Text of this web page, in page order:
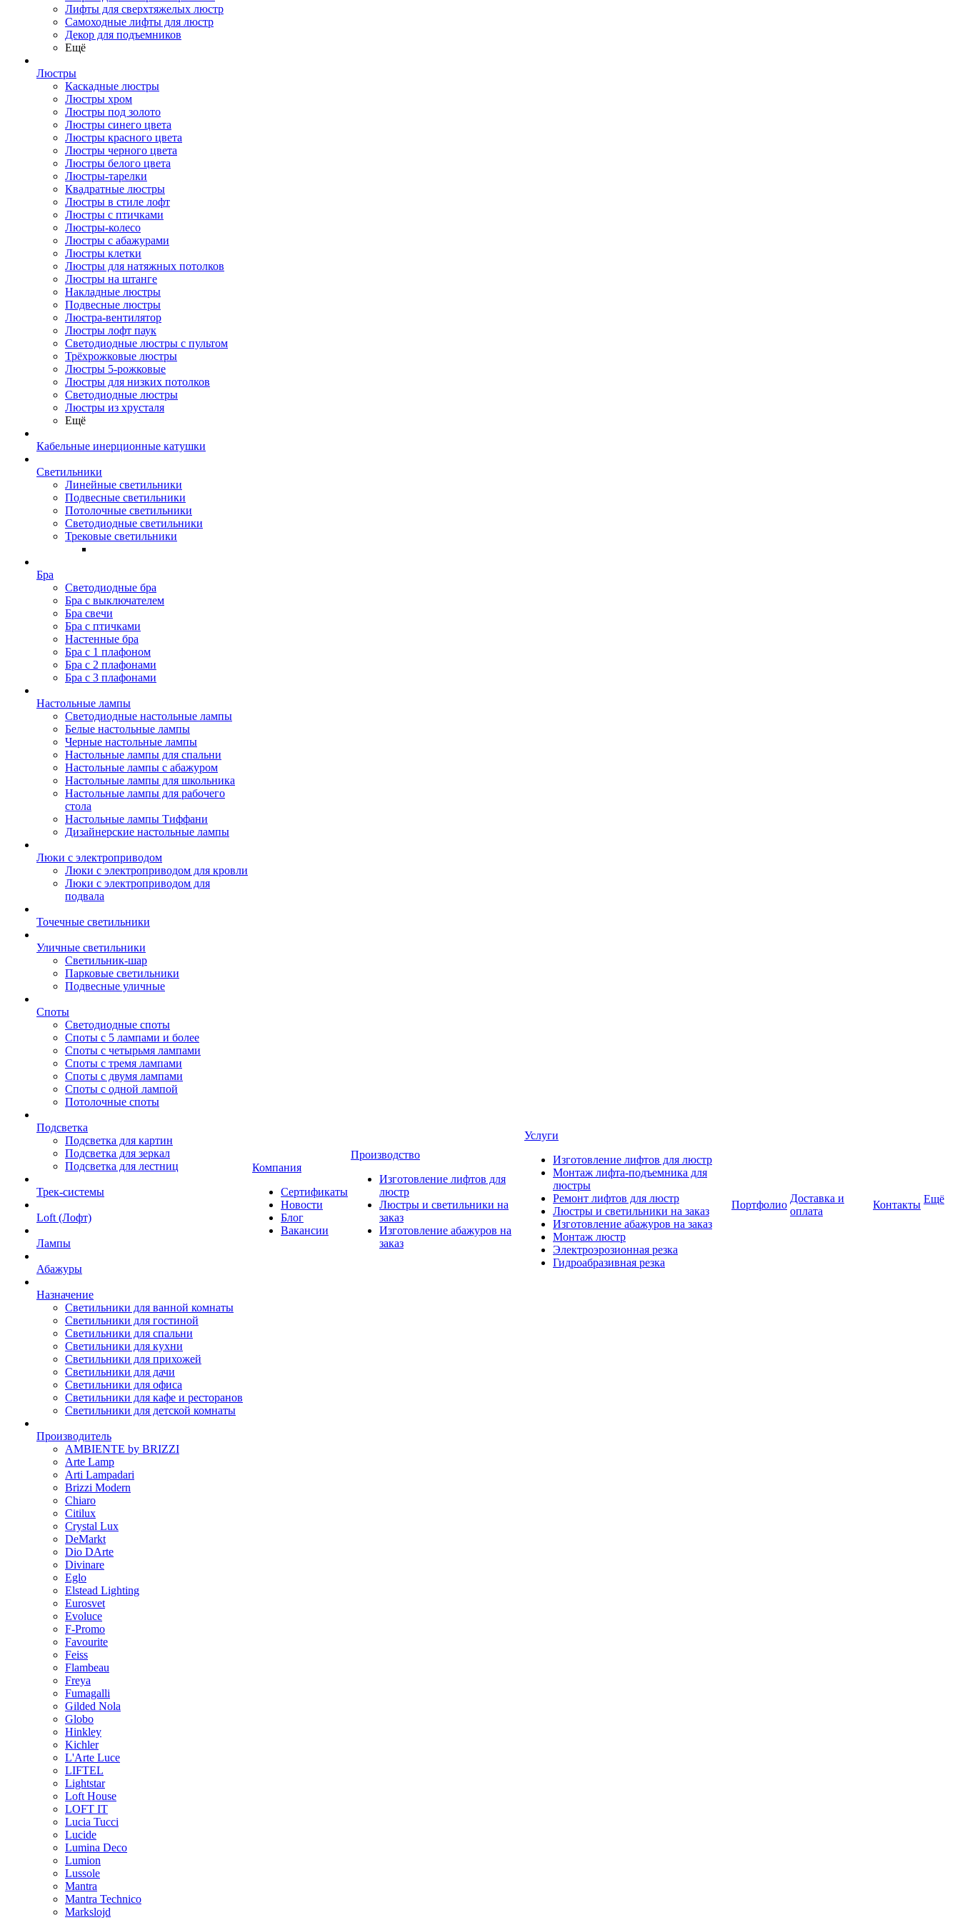
Лифты для сверхтяжелых люстр
Самоходные лифты для люстр
Декор для подъемников
Ещё
Люстры
Каскадные люстры
Люстры хром
Люстры под золото
Люстры синего цвета
Люстры красного цвета
Люстры черного цвета
Люстры белого цвета
Люстры-тарелки
Квадратные люстры
Люстры в стиле лофт
Люстры с птичками
Люстры-колесо
Люстры с абажурами
Люстры клетки
Люстры для натяжных потолков
Люстры на штанге
Накладные люстры
Подвесные люстры
Люстра-вентилятор
Люстры лофт паук
Светодиодные люстры с пультом
Трёхрожковые люстры
Люстры 5-рожковые
Люстры для низких потолков
Cветодиодные люстры
Люстры из хрусталя
Ещё
Кабельные инерционные катушки
Светильники
Линейные светильники
Подвесные светильники
Потолочные светильники
Светодиодные светильники
Трековые светильники
Бра
Светодиодные бра
Бра с выключателем
Бра свечи
Бра с птичками
Настенные бра
Бра с 1 плафоном
Бра с 2 плафонами
Бра с 3 плафонами
Настольные лампы
Светодиодные настольные лампы
Белые настольные лампы
Черные настольные лампы
Настольные лампы для спальни
Настольные лампы с абажуром
Настольные лампы для школьника
Настольные лампы для рабочего
стола
Настольные лампы Тиффани
Дизайнерские настольные лампы
Люки с электроприводом
Люки с электроприводом для кровли
Люки с электроприводом для
подвала
Точечные светильники
Уличные светильники
Светильник-шар
Парковые светильники
Подвесные уличные
Споты
Светодиодные споты
Споты с 5 лампами и более
Споты с четырьмя лампами
Споты с тремя лампами
Споты с двумя лампами
Споты с одной лампой
Потолочные споты
Подсветка
Подсветка для картин
Подсветка для зеркал
Подсветка для лестниц
Трек-системы
Loft (Лофт)
Лампы
Абажуры
Назначение
Светильники для ванной комнаты
Светильники для гостиной
Светильники для спальни
Светильники для кухни
Светильники для прихожей
Светильники для дачи
Светильники для офиса
Светильники для кафе и ресторанов
Светильники для детской комнаты
Производитель
AMBIENTE by BRIZZI
Arte Lamp
Arti Lampadari
Brizzi Modern
Chiaro
Citilux
Crystal Lux
DeMarkt
Dio DArte
Divinare
Eglo
Elstead Lighting
Eurosvet
Evoluce
F-Promo
Favourite
Feiss
Flambeau
Freya
Fumagalli
Gilded Nola
Globo
Hinkley
Kichler
L'Arte Luce
LIFTEL
Lightstar
Loft House
LOFT IT
Lucia Tucci
Lucide
Lumina Deco
Lumion
Lussole
Mantra
Mantra Technico
Markslojd
Компания
Сертификаты
Новости
Блог
Вакансии
Производство
Изготовление лифтов для
люстр
Люстры и светильники на
заказ
Изготовление абажуров на
заказ
Услуги
Изготовление лифтов для люстр
Монтаж лифта-подъемника для
люстры
Ремонт лифтов для люстр
Люстры и светильники на заказ
Изготовление абажуров на заказ
Монтаж люстр
Электроэрозионная резка
Гидроабразивная резка
Портфолио
Доставка и
оплата
Контакты Ещё